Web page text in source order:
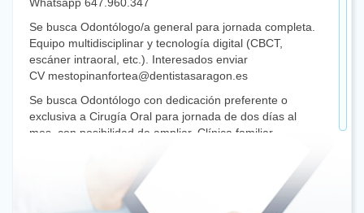
Se busca Odontólogo/a general para jornada completa.
Equipo multidisciplinar y tecnología digital (CBCT,
escáner intraoral, etc.). Interesados enviar
CV mestopinanfortea@dentistasaragon.es
Se busca Odontólogo con dedicación preferente o
exclusiva a Cirugía Oral para jornada de dos días al
mes, con posibilidad de ampliar. Clínica familiar.
Jornadas a convenir. Incorporación flexible. Posibilidad
de desarrollo profesional. Interesados 974.36.33.36